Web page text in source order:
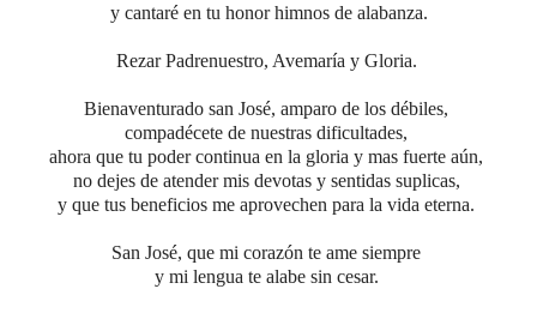
y cantaré en tu honor himnos de alabanza.
Rezar Padrenuestro, Avemaría y Gloria.
Bienaventurado san José, amparo de los débiles,
compadécete de nuestras dificultades,
ahora que tu poder continua en la gloria y mas fuerte aún,
no dejes de atender mis devotas y sentidas suplicas,
y que tus beneficios me aprovechen para la vida eterna.
San José, que mi corazón te ame siempre
y mi lengua te alabe sin cesar.